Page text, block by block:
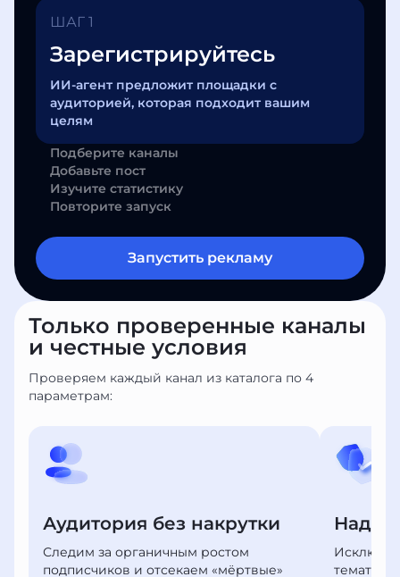
ШАГ 1
Зарегистрируйтесь
ИИ-агент предложит площадки с
аудиторией, которая подходит вашим
целям
Подберите каналы
Добавьте пост
Изучите статистику
Повторите запуск
Запустить рекламу
Только проверенные каналы
и честные условия
Проверяем каждый канал из каталога по 4
параметрам:
Аудитория без накрутки
Следим за органичным ростом
подписчиков и отсекаем «мёртвые»